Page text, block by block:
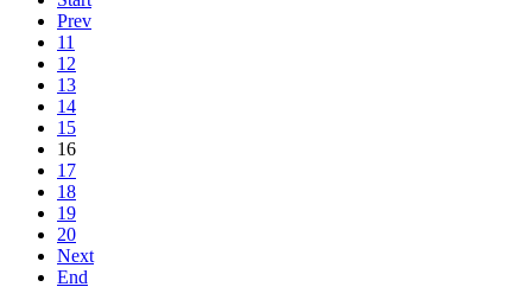
Prev
11
12
13
14
15
16
17
18
19
20
Next
End